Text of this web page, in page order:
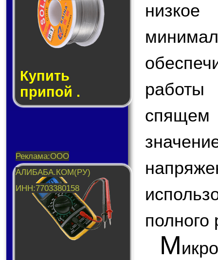
Купить
припой .
работы
полного
М